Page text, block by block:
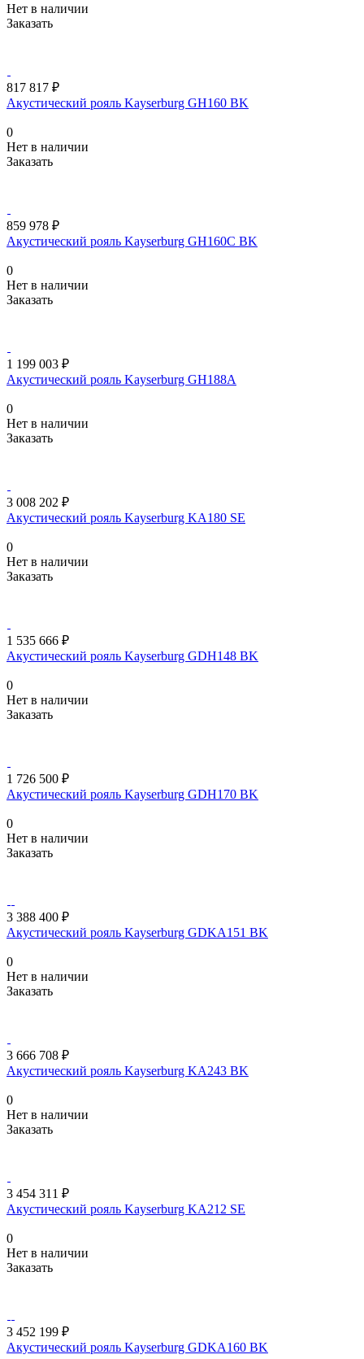
Нет в наличии
Заказать
817 817 ₽
Акустический рояль Kayserburg GH160 BK
0
Нет в наличии
Заказать
859 978 ₽
Акустический рояль Kayserburg GH160C BK
0
Нет в наличии
Заказать
1 199 003 ₽
Акустический рояль Kayserburg GH188A
0
Нет в наличии
Заказать
3 008 202 ₽
Акустический рояль Kayserburg KA180 SE
0
Нет в наличии
Заказать
1 535 666 ₽
Акустический рояль Kayserburg GDH148 BK
0
Нет в наличии
Заказать
1 726 500 ₽
Акустический рояль Kayserburg GDH170 BK
0
Нет в наличии
Заказать
3 388 400 ₽
Акустический рояль Kayserburg GDKA151 BK
0
Нет в наличии
Заказать
3 666 708 ₽
Акустический рояль Kayserburg KA243 BK
0
Нет в наличии
Заказать
3 454 311 ₽
Акустический рояль Kayserburg KA212 SE
0
Нет в наличии
Заказать
3 452 199 ₽
Акустический рояль Kayserburg GDKA160 BK